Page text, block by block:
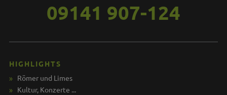
09141 907-124
HIGHLIGHTS
Römer und Limes
Kultur, Konzerte ...